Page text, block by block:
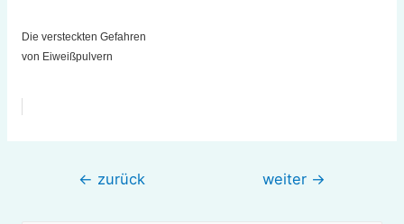
Die versteckten Gefahren
von Eiweißpulvern
Beitragsnavigation
← zurück weiter →